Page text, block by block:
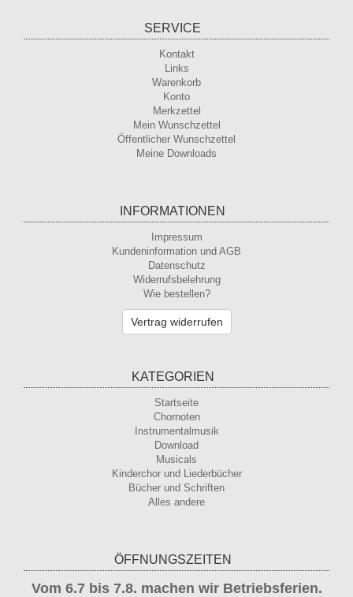
SERVICE
Kontakt
Links
Warenkorb
Konto
Merkzettel
Mein Wunschzettel
Öffentlicher Wunschzettel
Meine Downloads
INFORMATIONEN
Impressum
Kundeninformation und AGB
Datenschutz
Widerrufsbelehrung
Wie bestellen?
Vertrag widerrufen
KATEGORIEN
Startseite
Chornoten
Instrumentalmusik
Download
Musicals
Kinderchor und Liederbücher
Bücher und Schriften
Alles andere
ÖFFNUNGSZEITEN
Vom 6.7 bis 7.8. machen wir Betriebsferien.